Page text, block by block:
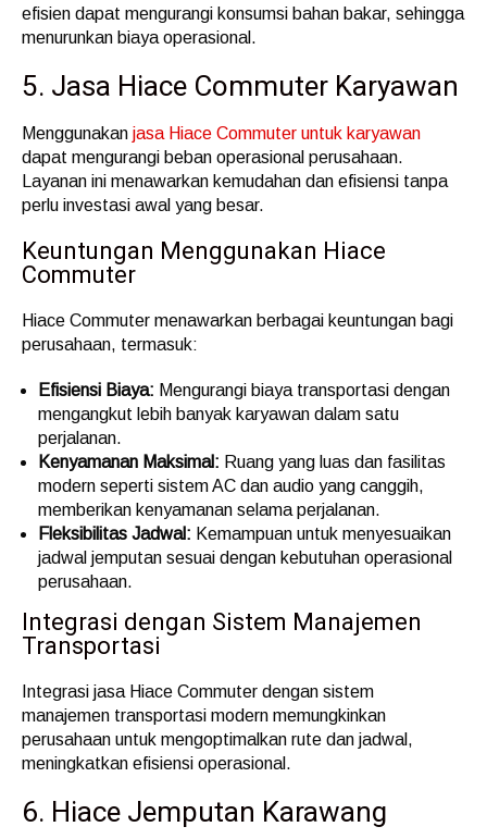
efisien dapat mengurangi konsumsi bahan bakar, sehingga
menurunkan biaya operasional.
5. Jasa Hiace Commuter Karyawan
Menggunakan jasa Hiace Commuter untuk karyawan
dapat mengurangi beban operasional perusahaan.
Layanan ini menawarkan kemudahan dan efisiensi tanpa
perlu investasi awal yang besar.
Keuntungan Menggunakan Hiace
Commuter
Hiace Commuter menawarkan berbagai keuntungan bagi
perusahaan, termasuk:
Efisiensi Biaya: Mengurangi biaya transportasi dengan
mengangkut lebih banyak karyawan dalam satu
perjalanan.
Kenyamanan Maksimal: Ruang yang luas dan fasilitas
modern seperti sistem AC dan audio yang canggih,
memberikan kenyamanan selama perjalanan.
Fleksibilitas Jadwal: Kemampuan untuk menyesuaikan
jadwal jemputan sesuai dengan kebutuhan operasional
perusahaan.
Integrasi dengan Sistem Manajemen
Transportasi
Integrasi jasa Hiace Commuter dengan sistem
manajemen transportasi modern memungkinkan
perusahaan untuk mengoptimalkan rute dan jadwal,
meningkatkan efisiensi operasional.
6. Hiace Jemputan Karawang